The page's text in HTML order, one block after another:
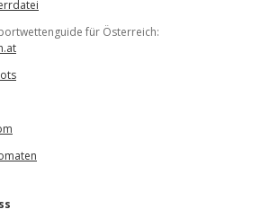
für Österreich: